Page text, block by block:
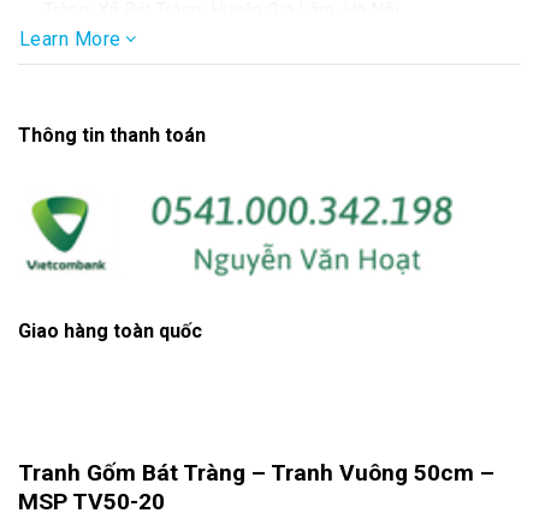
SĐT: 0986.857.877
Learn More
Thông tin thanh toán
Giao hàng toàn quốc
Tranh Gốm Bát Tràng – Tranh Vuông 50cm –
MSP TV50-20